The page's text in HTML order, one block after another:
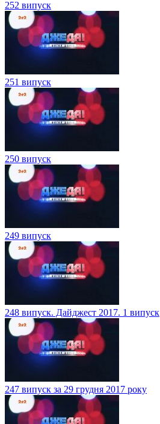
252 випуск
251 випуск
250 випуск
249 випуск
248 випуск. Дайджест 2017. 1 випуск
247 випуск за 29 грудня 2017 року